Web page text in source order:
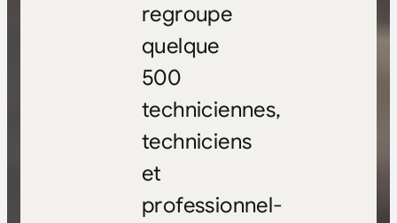
regroupe
quelque
500
techniciennes,
techniciens
et
professionnel-